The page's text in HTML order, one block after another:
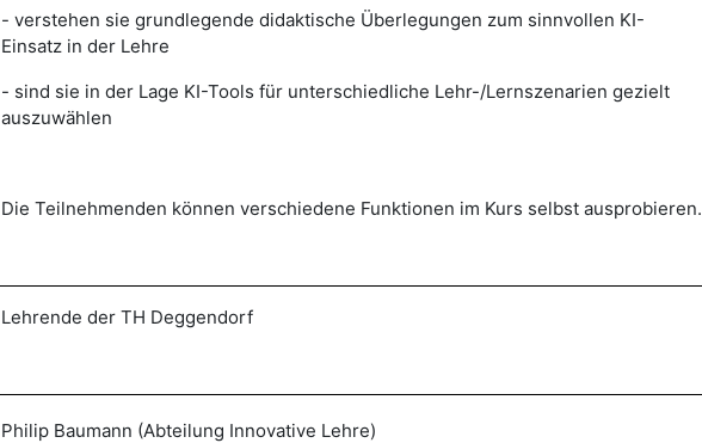
- verstehen sie grundlegende didaktische Überlegungen zum sinnvollen KI-
Einsatz in der Lehre
- sind sie in der Lage KI-Tools für unterschiedliche Lehr-/Lernszenarien gezielt
auszuwählen
Die Teilnehmenden können verschiedene Funktionen im Kurs selbst ausprobieren.
Lehrende der TH Deggendorf
Philip Baumann (Abteilung Innovative Lehre)